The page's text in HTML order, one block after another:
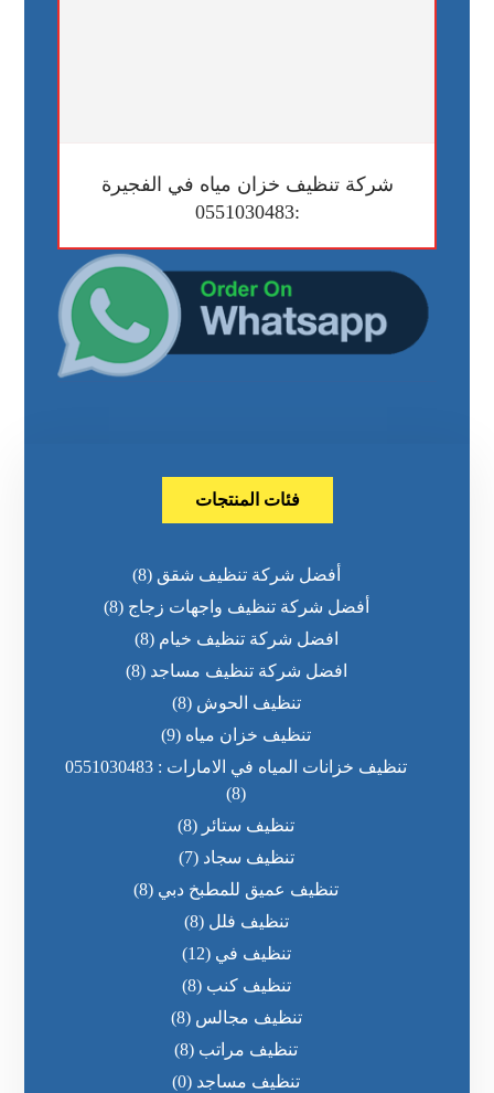
شركة تنظيف خزان مياه في الفجيرة
:0551030483
فئات المنتجات
أفضل شركة تنظيف شقق (8)
أفضل شركة تنظيف واجهات زجاج (8)
افضل شركة تنظيف خيام (8)
افضل شركة تنظيف مساجد (8)
تنظيف الحوش (8)
تنظيف خزان مياه (9)
تنظيف خزانات المياه في الامارات : 0551030483
(8)
تنظيف ستائر (8)
تنظيف سجاد (7)
تنظيف عميق للمطبخ دبي (8)
تنظيف فلل (8)
تنظيف في (12)
تنظيف كنب (8)
تنظيف مجالس (8)
تنظيف مراتب (8)
تنظيف مساجد (0)